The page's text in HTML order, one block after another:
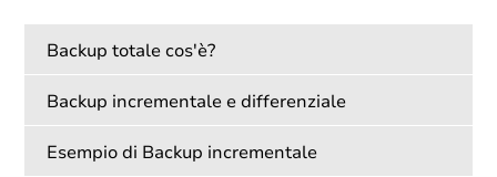
Backup totale cos'è?
Backup incrementale e differenziale
Esempio di Backup incrementale